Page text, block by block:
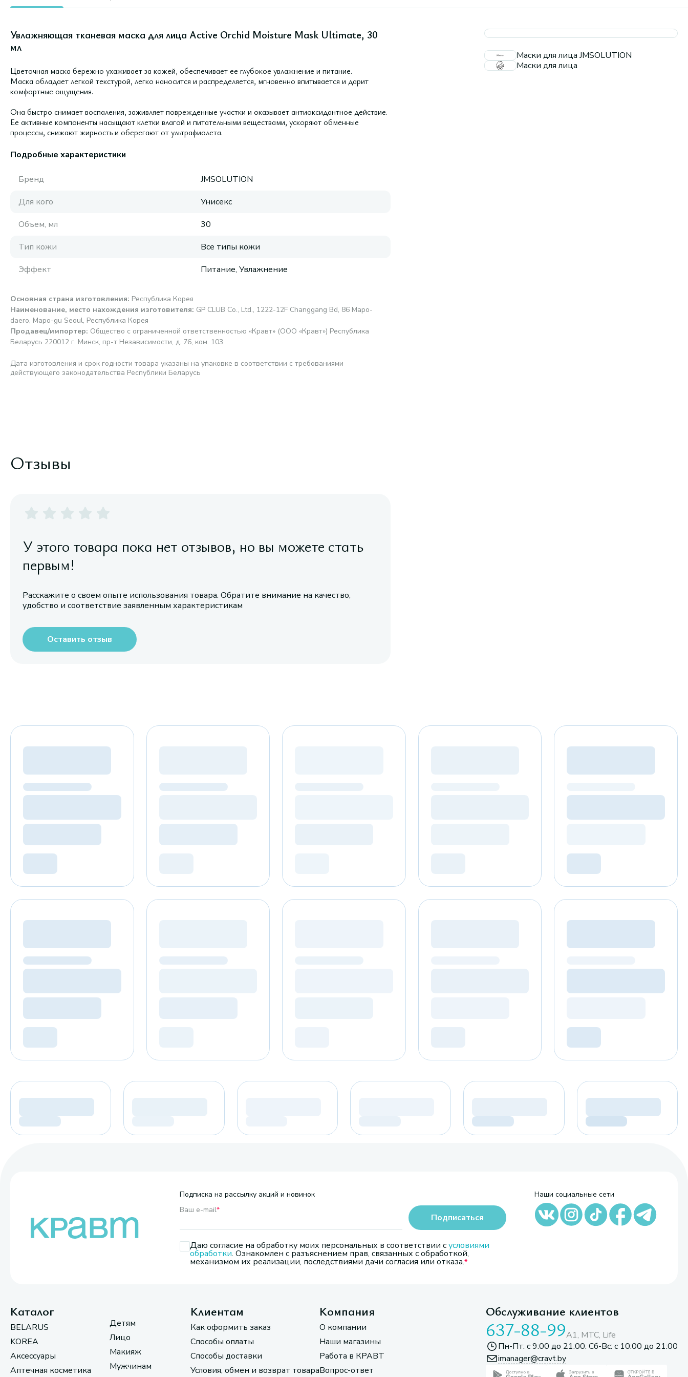
Увлажняющая тканевая маска для лица Active Orchid Moisture Mask Ultimate, 30
мл
Цветочная маска бережно ухаживает за кожей, обеспечивает ее глубокое увлажнение и питание.
Маска обладает легкой текстурой, легко наносится и распределяется, мгновенно впитывается и дарит
комфортные ощущения.
Она быстро снимает воспаления, заживляет поврежденные участки и оказывает антиоксидантное действие.
Ее активные компоненты насыщают клетки влагой и питательными веществами, ускоряют обменные
процессы, снижают жирность и оберегают от ультрафиолета.
Подробные характеристики
Бренд
JMSOLUTION
Для кого
Унисекс
Объем, мл
30
Тип кожи
Все типы кожи
Эффект
Питание, Увлажнение
Основная страна изготовления: Республика Корея
Наименование, место нахождения изготовителя: GP CLUB Co., Ltd., 1222-12F Changgang Bd, 86 Mapo-
daero, Mapo-gu Seoul, Республика Корея
Продавец/импортер: Общество с ограниченной ответственностью «Кравт» (ООО «Кравт») Республика
Беларусь 220012 г. Минск, пр-т Независимости, д. 76, ком. 103
Дата изготовления и срок годности товара указаны на упаковке в соответствии с требованиями
действующего законодательства Республики Беларусь
Маски для лица JMSOLUTION
Маски для лица
Отзывы
У этого товара пока нет отзывов, но вы можете стать
первым!
Расскажите о своем опыте использования товара. Обратите внимание на качество,
удобство и соответствие заявленным характеристикам
Оставить отзыв
Подписка на рассылку акций и новинок
Ваш e-mail*
Даю согласие на обработку моих персональных в соответствии сусловиями
обработки. Ознакомлен с разъяснением прав, связанных с обработкой,
механизмом их реализации, последствиями дачи согласия или отказа.
Подписаться
Наши социальные сети
Каталог
BELARUS
KOREA
Аксессуары
Аптечная косметика
Детям
Лицо
Макияж
Мужчинам
Клиентам
Как оформить заказ
Способы оплаты
Способы доставки
Условия, обмен и возврат товара
Компания
О компании
Наши магазины
Работа в КРАВТ
Вопрос-ответ
Обслуживание клиентов
637-88-99A1, МТС, Life
Пн-Пт: с 9:00 до 21:00. Сб-Вс: с 10:00 до 21:00
imanager@cravt.by